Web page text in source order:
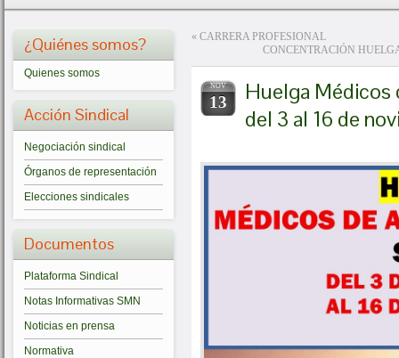
¿Quiénes somos?
Quienes somos
Acción Sindical
Negociación sindical
Órganos de representación
Elecciones sindicales
Documentos
Plataforma Sindical
Notas Informativas SMN
Noticias en prensa
Normativa
« CARRERA PROFESIONAL
CONCENTRACIÓN
NOV
13
Huelga Médicos
del 3 al 16 de